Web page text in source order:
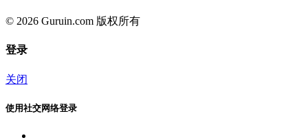
© 2026 Guruin.com 版权所有
登录
关闭
使用社交网络登录